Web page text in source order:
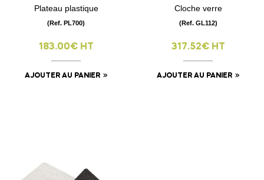
Plateau plastique
(Ref. PL700)
183.00€ HT
AJOUTER AU PANIER
Cloche verre
(Ref. GL112)
317.52€ HT
AJOUTER AU PANIER